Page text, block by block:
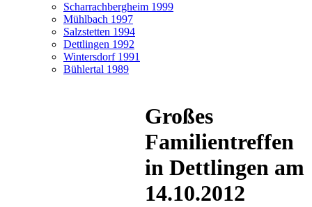
Scharrachbergheim 1999
Mühlbach 1997
Salzstetten 1994
Dettlingen 1992
Wintersdorf 1991
Bühlertal 1989
Großes
Familientreffen
in Dettlingen am
14.10.2012